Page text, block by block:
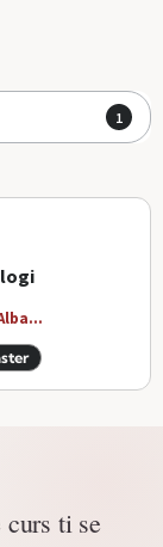
1
curs ti se